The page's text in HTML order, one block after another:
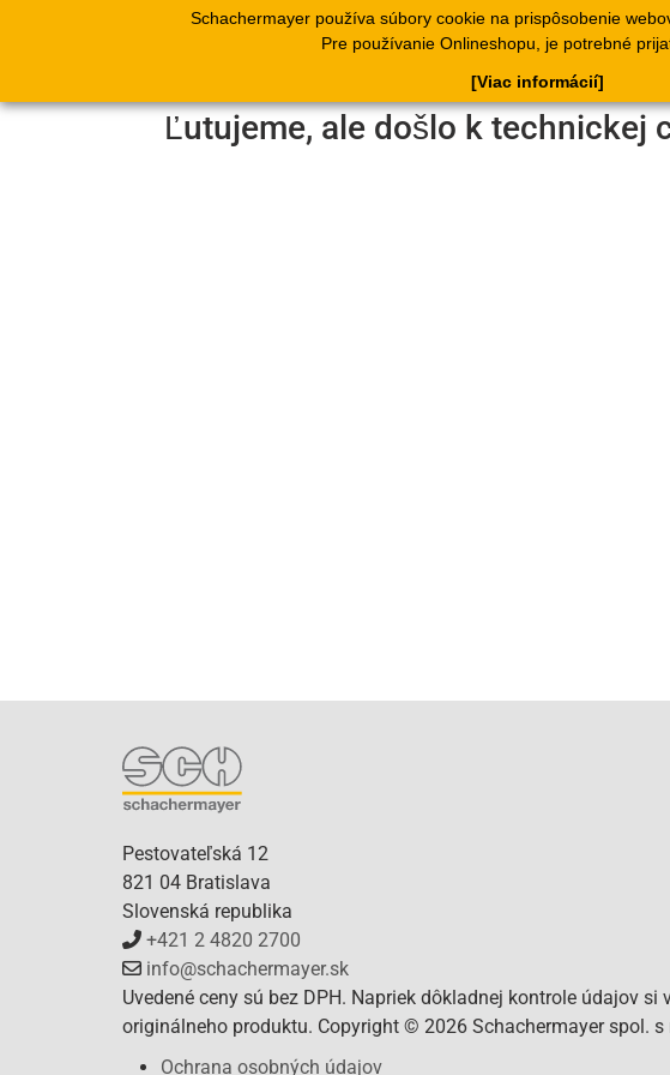
Schachermayer používa súbory cookie na prispôsobenie
Pre používanie Onlineshopu, je potrebné
[Viac informácií]
Produkty Katalógy Doklady
Ľutujeme, ale došlo k technickej
Pestovateľská 12
821 04 Bratislava
Slovenská republika
+421 2 4820 2700
info@schachermayer.sk
Uvedené ceny sú bez DPH. Napriek dôkladnej kontrole údajov
originálneho produktu. Copyright © 2026 Schachermayer spol. s
Ochrana osobných údajov